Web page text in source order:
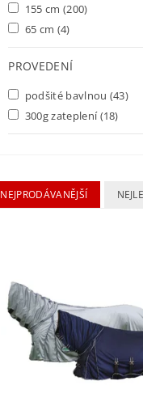
155 cm (200)
65 cm (4)
PROVEDENÍ
podšité bavlnou (43)
300g zateplení(18)
NEJPRODÁVANĚJŠÍ